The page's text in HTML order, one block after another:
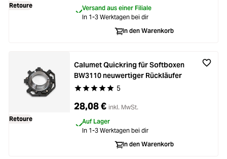
Retoure
Versand aus einer Filiale
In 1-3 Werktagen bei dir
In den Warenkorb
Retoure
Durchschnittliche Bewertung von 5 von 5
5
Calumet Quickring für Softboxen
BW3110 neuwertiger Rückläufer
28,08 € inkl. MwSt.
Auf Lager
In 1-3 Werktagen bei dir
In den Warenkorb